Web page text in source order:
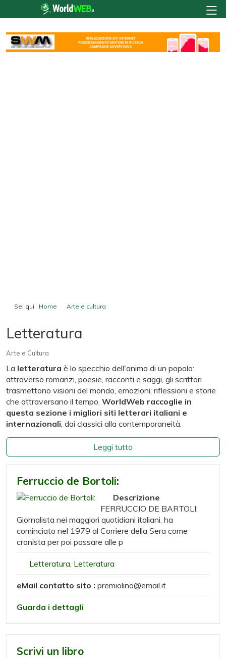
Sei qui: Home Arte e cultura
Letteratura
Arte e Cultura
La letteratura è lo specchio dell'anima di un popolo:
attraverso romanzi, poesie, racconti e saggi, gli scrittori
trasmettono visioni del mondo, emozioni, riflessioni e storie
che attraversano il tempo. WorldWeb raccoglie in
questa sezione i migliori siti letterari italiani e
internazionali, dai classici alla contemporaneità.
Leggi tutto
Ferruccio de Bortoli:
Descrizione
FERRUCCIO DE BARTOLI:
Giornalista nei maggiori quotidiani italiani, ha
cominciato nel 1979 al Corriere della Sera come
cronista per poi passare alle p
Letteratura, Letteratura
eMail contatto sito : premiolino@email.it
Guarda i dettagli
Scrivi un libro